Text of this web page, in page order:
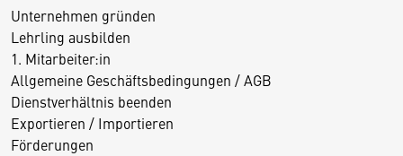
Unternehmen gründen
Lehrling ausbilden
1. Mitarbeiter:in
Allgemeine Geschäftsbedingungen / AGB
Dienstverhältnis beenden
Exportieren / Importieren
Förderungen